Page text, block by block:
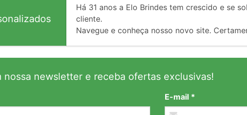
Há 31 anos a Elo Brindes tem crescido e se
cliente.
Navegue e conheça nosso novo site.
nossa newsletter e receba ofertas exclusivas!
E-mail *